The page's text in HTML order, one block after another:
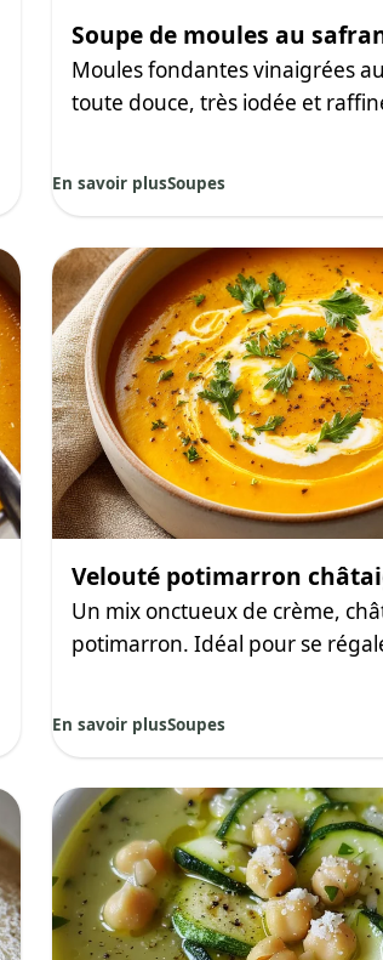
Soupe de moules au
Moules fondantes vinaigrées
toute douce, très iodée et
En savoir plusSoupes
Velouté potimarron
Un mix onctueux de crème,
potimarron. Idéal pour se
En savoir plusSoupes